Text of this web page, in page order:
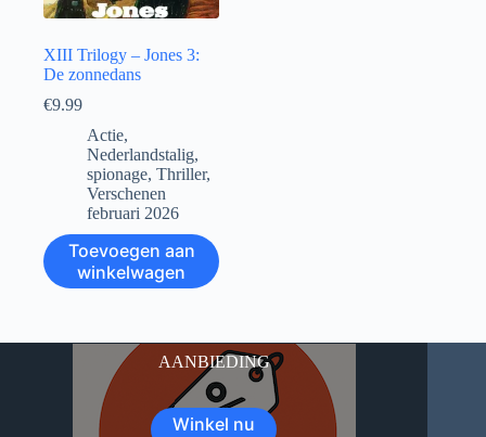
XIII Trilogy – Jones 3:
De zonnedans
€9.99
Actie,
Nederlandstalig,
spionage, Thriller,
Verschenen
februari 2026
Toevoegen aan
winkelwagen
AANBIEDING
Winkel nu